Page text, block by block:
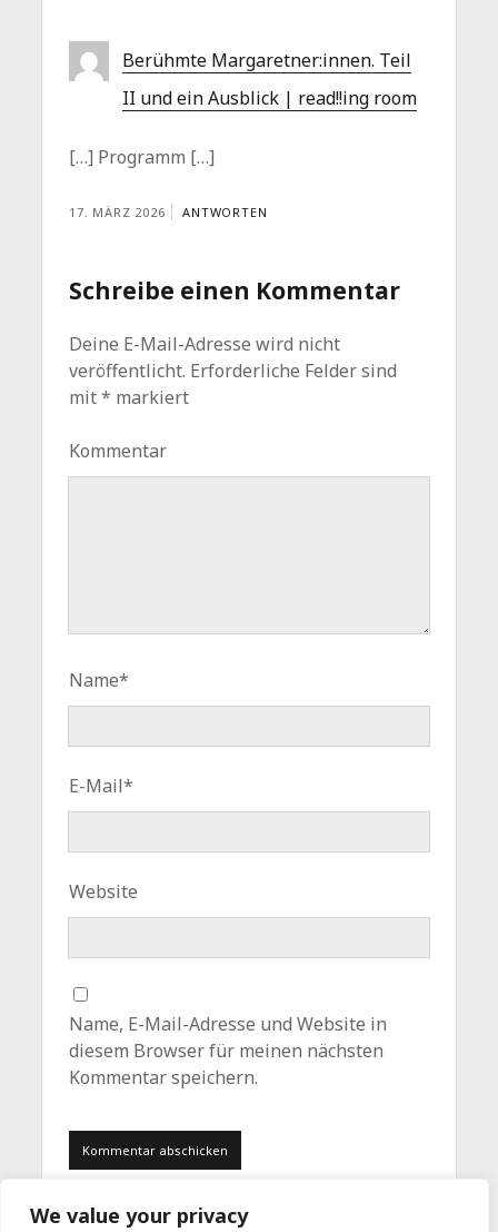
We value your privacy
Berühmte Margaretner:innen. Teil
II und ein Ausblick | read!!ing room
[…] Programm […]
17. MÄRZ 2026 ANTWORTEN
Schreibe einen Kommentar
Deine E-Mail-Adresse wird nicht
veröffentlicht. Erforderliche Felder sind
mit* markiert
Kommentar
Name*
E-Mail*
Website
Name, E-Mail-Adresse und Website in
diesem Browser für meinen nächsten
Kommentar speichern.